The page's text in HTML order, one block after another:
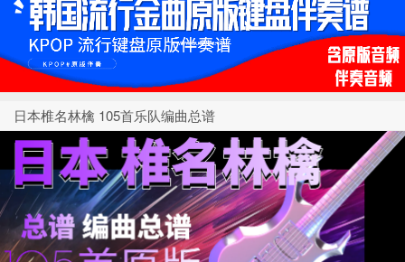
日本椎名林檎 105首乐队编曲总谱